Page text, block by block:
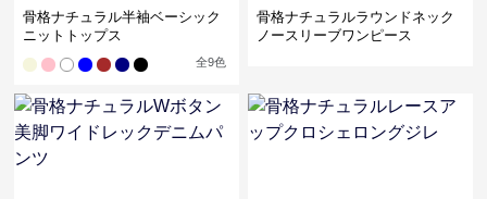
骨格ナチュラル半袖ベーシック
ニットトップス
全9色
骨格ナチュラルラウンドネック
ノースリーブワンピース